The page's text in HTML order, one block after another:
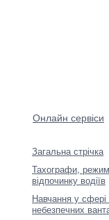
Онлайн сервіси
Загальна стрічка
Тахографи,
відпочинку водіїв
Навчання у сфері
небезпечних